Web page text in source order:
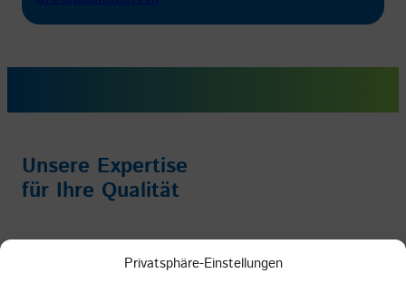
Privatsphäre-Einstellungen
Unsere Expertise
für Ihre Qualität